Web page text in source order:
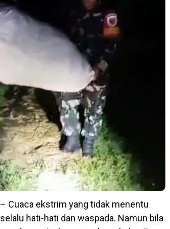
– Cuaca ekstrim yang tidak menentu
hati-hati dan waspada. Namun bila